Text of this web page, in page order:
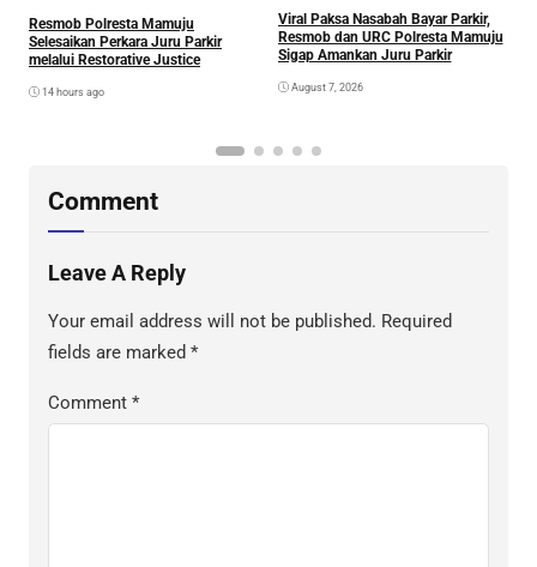
Resmob Polresta Mamuju
Selesaikan Perkara Juru Parkir
melalui Restorative Justice
14 hours ago
Viral Paksa Nasabah Bayar Parkir,
Resmob dan URC Polresta Mamuju
Sigap Amankan Juru Parkir
August 7, 2026
Comment
Leave A Reply
Your email address will not be published. Required
fields are marked *
Comment *